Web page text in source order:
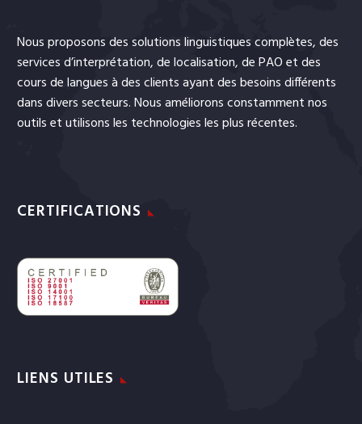
Nous proposons des solutions linguistiques complètes, des
servicesd’interprétation, delocalisation, dePAOetdes
cours de languesà des clients ayant des besoins différents
dans divers secteurs. Nous améliorons constamment nos
outils et utilisons les technologies les plus récentes.
CERTIFICATIONS
LIENS UTILES